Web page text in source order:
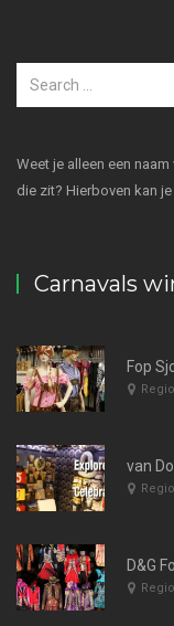
Weet je alleen een
die zit? Hierboven kan
Carnavals
Fop
van
D&G